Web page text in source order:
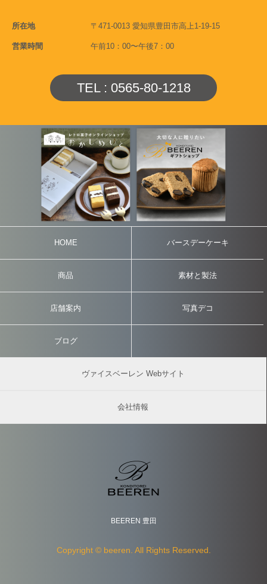
所在地 〒471-0013 愛知県豊田市高上1-19-15
営業時間 午前10：00〜午後7：00
TEL : 0565-80-1218
HOME バースデーケーキ
商品 素材と製法
店舗案内 写真デコ
ブログ
ヴァイスベーレン Webサイト
会社情報
BEEREN 豊田
Copyright © beeren. All Rights Reserved.